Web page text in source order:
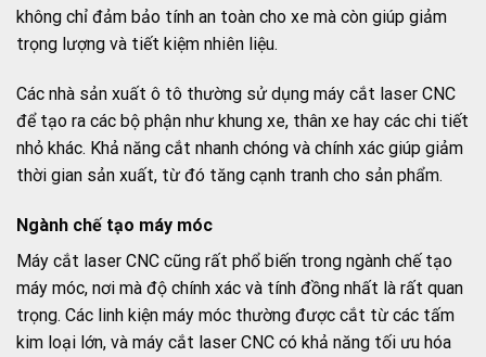
không chỉ đảm bảo tính an toàn cho xe mà còn giúp giảm
trọng lượng và tiết kiệm nhiên liệu.
Các nhà sản xuất ô tô thường sử dụng máy cắt laser CNC
để tạo ra các bộ phận như khung xe, thân xe hay các chi tiết
nhỏ khác. Khả năng cắt nhanh chóng và chính xác giúp giảm
thời gian sản xuất, từ đó tăng cạnh tranh cho sản phẩm.
Ngành chế tạo máy móc
Máy cắt laser CNC cũng rất phổ biến trong ngành chế tạo
máy móc, nơi mà độ chính xác và tính đồng nhất là rất quan
trọng. Các linh kiện máy móc thường được cắt từ các tấm
kim loại lớn, và máy cắt laser CNC có khả năng tối ưu hóa